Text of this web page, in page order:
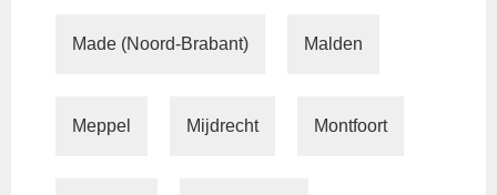
Made (Noord-Brabant) Malden
Meppel Mijdrecht Montfoort